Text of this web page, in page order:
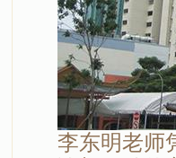
李东明老师